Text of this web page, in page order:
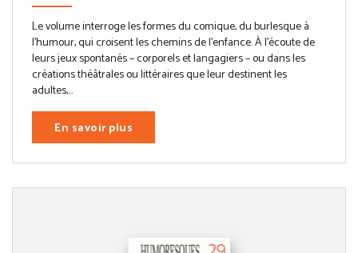
Le volume interroge les formes du comique, du burlesque à
l’humour, qui croisent les chemins de l’enfance. À l’écoute de
leurs jeux spontanés – corporels et langagiers – ou dans les
créations théâtrales ou littéraires que leur destinent les
adultes,...
En savoir plus